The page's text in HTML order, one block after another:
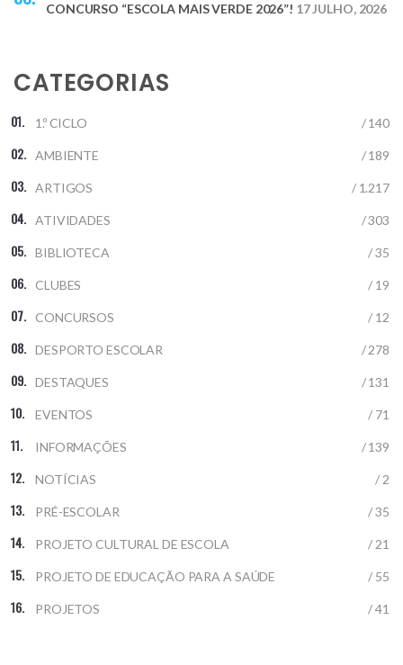
CONCURSO “ESCOLA MAIS VERDE 2026”! 17 JULHO, 2026
CATEGORIAS
1.º CICLO / 140
AMBIENTE / 189
ARTIGOS / 1.217
ATIVIDADES / 303
BIBLIOTECA / 35
CLUBES / 19
CONCURSOS / 12
DESPORTO ESCOLAR / 278
DESTAQUES / 131
EVENTOS / 71
INFORMAÇÕES / 139
NOTÍCIAS / 2
PRÉ-ESCOLAR / 35
PROJETO CULTURAL DE ESCOLA / 21
PROJETO DE EDUCAÇÃO PARA A SAÚDE / 55
PROJETOS / 41